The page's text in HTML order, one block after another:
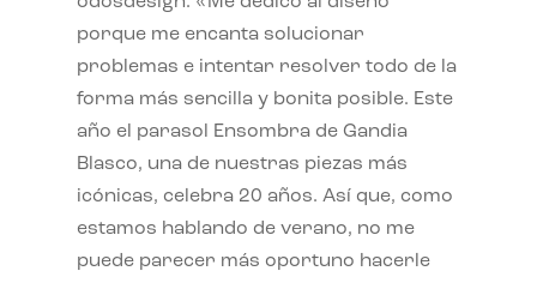
porque me encanta solucionar
problemas e intentar resolver todo de la
forma más sencilla y bonita posible. Este
año el parasol Ensombra de Gandia
Blasco, una de nuestras piezas más
icónicas, celebra 20 años. Así que, como
estamos hablando de verano, no me
puede parecer más oportuno hacerle